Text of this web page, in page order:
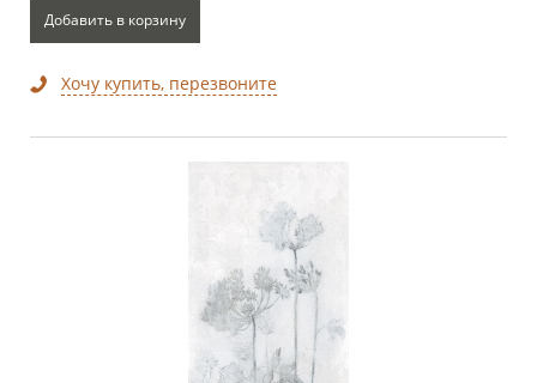
Добавить в корзину
Хочу купить, перезвоните